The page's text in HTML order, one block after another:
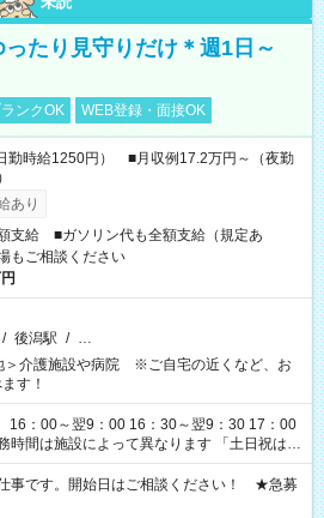
たり見守りだけ＊週1日～
ンクOK WEB登録・面接OK
勤時給1250円） ■月収例17.2万円～（夜勤
あり
支給 ■ガソリン代も全額支給（規定あ
もご相談ください
/ 後潟駅 / …
＞介護施設や病院 ※ご自宅の近くなど、お
す！
16：00～翌9：00 16：30～翌9：30 17：00
施設によって異なります 「土日祝は休
り稼ぎたい」 「もう少し遅い時間から始めた
たお仕事をご案内いたします。 ※未経験
ヶ月間は日中での仕事を経験いただき、 お
事です。開始日はご相談ください！ ★急募